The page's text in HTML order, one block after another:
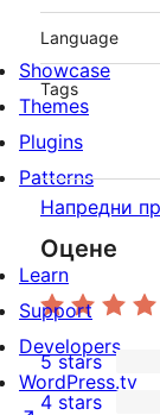
Language
Tags
Напредни
Оцене
1
5 stars
4 stars
Showcase
Themes
Plugins
Patterns
Learn
Support
Developers
WordPress.tv